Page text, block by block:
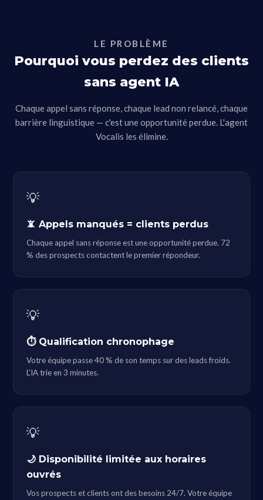
LE PROBLÈME
Pourquoi vous perdez des clients
sans agent IA
Chaque appel sans réponse, chaque lead non relancé, chaque
barrière linguistique — c'est une opportunité perdue. L'agent
Vocalis les élimine.
💡
📵 Appels manqués = clients perdus
Chaque appel sans réponse est une opportunité perdue. 72
% des prospects contactent le premier répondeur.
💡
⏱ Qualification chronophage
Votre équipe passe 40 % de son temps sur des leads froids.
L'IA trie en 3 minutes.
💡
🌙 Disponibilité limitée aux horaires
ouvrés
Vos prospects et clients ont des besoins 24/7. Votre équipe